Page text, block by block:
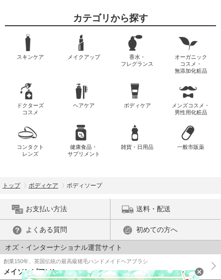
カテゴリから探す
スキンケア メイクアップ
香水・
フレグランス
オーガニック
コスメ・
無添加化粧品
ドクターズ
コスメ
ヘアケア ボディケア
メンズコスメ・
男性用化粧品
コンタクト
レンズ
健康食品・
サプリメント
雑貨・日用品 一般市販薬
トップ ボディケア ボディソープ
お支払い方法 送料・配送
よくある質問 初めての方へ
オズ・インターナショナル運営サイト
創業150年、英国伝統の最高級猪毛ハンドメイドヘアブラシ
メイソンピアソン